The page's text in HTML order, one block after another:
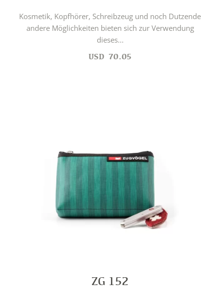
Kosmetik, Kopfhörer, Schreibzeug und noch Dutzende
andere Möglichkeiten bieten sich zur Verwendung
dieses...
USD 70.05
ZG 152